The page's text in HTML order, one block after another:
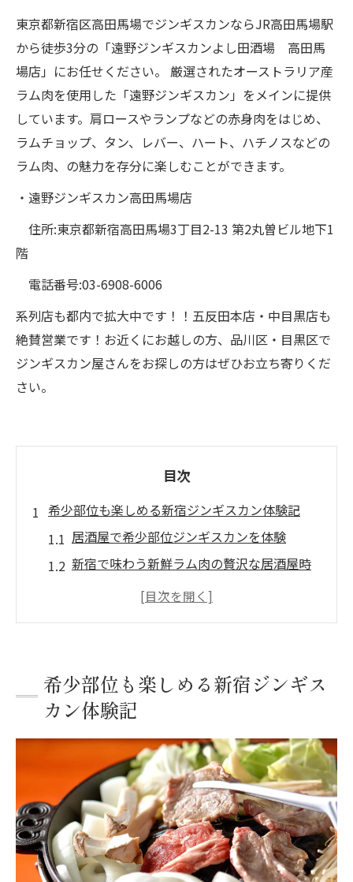
東京都新宿区高田馬場でジンギスカンならJR高田馬場駅
から徒歩3分の「遠野ジンギスカンよし田酒場 高田馬
場店」にお任せください。 厳選されたオーストラリア産
ラム肉を使用した「遠野ジンギスカン」をメインに提供
しています。肩ロースやランプなどの赤身肉をはじめ、
ラムチョップ、タン、レバー、ハート、ハチノスなどの
ラム肉、の魅力を存分に楽しむことができます。
・遠野ジンギスカン高田馬場店
住所:東京都新宿高田馬場3丁目2-13 第2丸曽ビル地下1
階
電話番号:03-6908-6006
系列店も都内で拡大中です！！五反田本店・中目黒店も
絶賛営業です！お近くにお越しの方、品川区・目黒区で
ジンギスカン屋さんをお探しの方はぜひお立ち寄りくだ
さい。
目次
希少部位も楽しめる新宿ジンギスカン体験記
居酒屋で希少部位ジンギスカンを体験
新宿で味わう新鮮ラム肉の贅沢な居酒屋時
魅力
バケツジンギスカンが居酒屋の新常識に
東京都新宿区で満喫する居酒屋ジンギスカンの
東京都新宿区で居酒屋ジンギスカンを味わ
う理由
居酒屋で楽しむ新宿ジンギスカンの魅力と
は
希少部位も楽しめる新宿ジンギス
カン体験記